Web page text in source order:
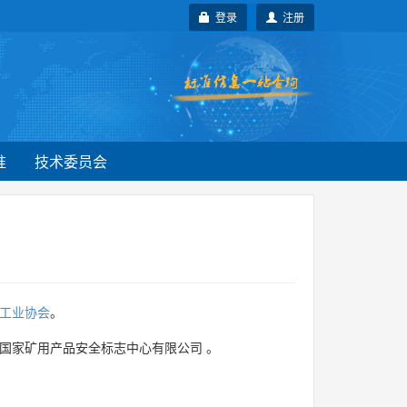
注册
登录
技术委员会
业协会。
家矿用产品安全标志中心有限公司 。